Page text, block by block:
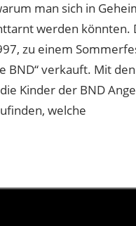
man sich in
werden
zu einem
BND“ verkauft. Mit
Kinder der BND
welche